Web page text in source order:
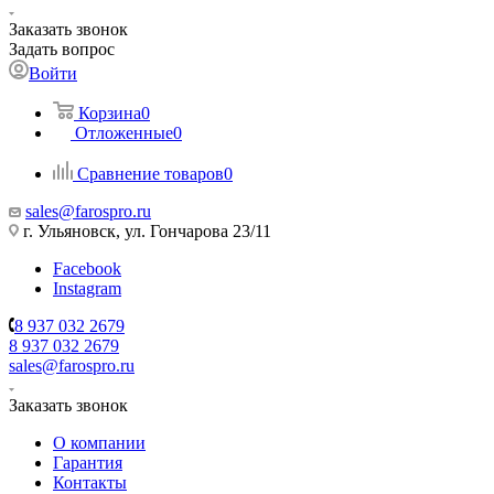
Заказать звонок
Задать вопрос
Войти
Корзина0
Отложенные0
Сравнение товаров0
sales@farospro.ru
г. Ульяновск, ул. Гончарова 23/11
Facebook
Instagram
8 937 032 2679
8 937 032 2679
sales@farospro.ru
Заказать звонок
О компании
Гарантия
Контакты